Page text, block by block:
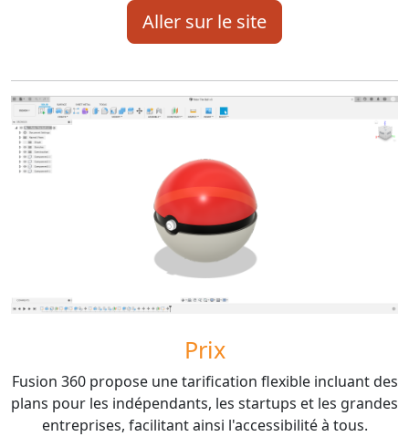
Aller sur le site
Prix
Fusion 360 propose une tarification flexible incluant des
plans pour les indépendants, les startups et les grandes
entreprises, facilitant ainsi l'accessibilité à tous.